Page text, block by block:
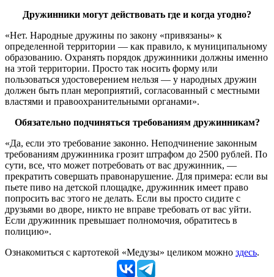
Дружинники могут действовать где и когда угодно?
«Нет. Народные дружины по закону «привязаны» к
определенной территории — как правило, к муниципальному
образованию. Охранять порядок дружинники должны именно
на этой территории. Просто так носить форму или
пользоваться удостоверением нельзя — у народных дружин
должен быть план мероприятий, согласованный с местными
властями и правоохранительными органами».
Обязательно подчиняться требованиям дружинникам?
«Да, если это требование законно. Неподчинение законным
требованиям дружинника грозит штрафом до 2500 рублей. По
сути, все, что может потребовать от вас дружинник, —
прекратить совершать правонарушение. Для примера: если вы
пьете пиво на детской площадке, дружинник имеет право
попросить вас этого не делать. Если вы просто сидите с
друзьями во дворе, никто не вправе требовать от вас уйти.
Если дружинник превышает полномочия, обратитесь в
полицию».
Ознакомиться с картотекой «Медузы» целиком можно здесь.